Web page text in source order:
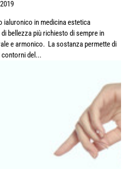
ialuronico in medicina estetica
bellezza più richiesto di sempre in
e armonico. La sostanza permette di
del...